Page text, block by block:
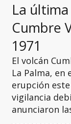
La
Cumbre
1971
El volcán
La Palma,
erupción
vigilancia
anunciaron